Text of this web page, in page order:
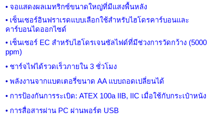
• จอแสดงผลเมทริกซ์ขนาดใหญ่ที่มีแสงพื้นหลัง
• เซ็นเซอร์อินฟราเรดแบบเลือกใช้สำหรับไฮโดรคาร์บอนและ
คาร์บอนไดออกไซด์
• เซ็นเซอร์ EC สำหรับไฮโดรเจนซัลไฟด์ที่มีช่วงการวัดกว้าง (5000
ppm)
• ชาร์จไฟได้รวดเร็วภายใน 3 ชั่วโมง
•พลังงานจากแบตเตอรี่ขนาดAA แบบถอดเปลี่ยนได้
• การป้องกันการระเบิด:ATEX 100a IIB, IIC เมื่อใช้กับกระเป๋าหนัง
• การสื่อสารผ่าน PC ผ่านพอร์ต USB